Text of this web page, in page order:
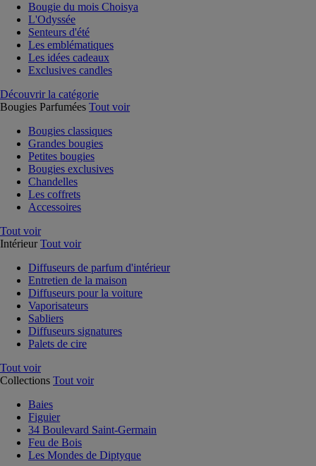
Bougie du mois Choisya
L'Odyssée
Senteurs d'été
Les emblématiques
Les idées cadeaux
Exclusives candles
Découvrir la catégorie
Bougies Parfumées Tout voir
Bougies classiques
Grandes bougies
Petites bougies
Bougies exclusives
Chandelles
Les coffrets
Accessoires
Tout voir
Intérieur Tout voir
Diffuseurs de parfum d'intérieur
Entretien de la maison
Diffuseurs pour la voiture
Vaporisateurs
Sabliers
Diffuseurs signatures
Palets de cire
Tout voir
Collections Tout voir
Baies
Figuier
34 Boulevard Saint-Germain
Feu de Bois
Les Mondes de Diptyque